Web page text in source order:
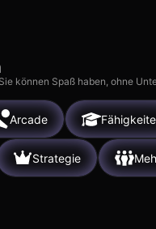
können Spaß haben, ohne
Arcade
Strategie